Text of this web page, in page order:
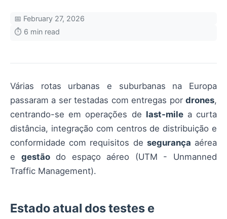
📅 February 27, 2026
⏱️ 6 min read
Várias rotas urbanas e suburbanas na Europa
passaram a ser testadas com entregas por drones,
centrando-se em operações de last-milea curta
distância, integração com centros de distribuição e
conformidade com requisitos de segurança aérea
e gestãodo espaço aéreo (UTM - Unmanned
Traffic Management).
Estado atual dos testes e